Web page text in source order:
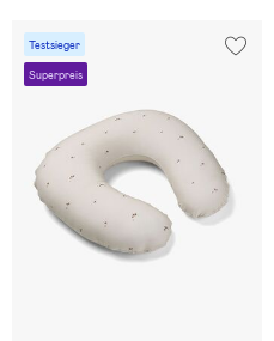
Testsieger
Superpreis